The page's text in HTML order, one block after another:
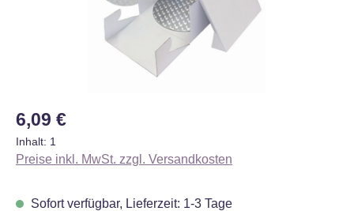
Regulärer Preis:
6,09 €
Inhalt: 1
Preise inkl. MwSt. zzgl. Versandkosten
Sofort verfügbar, Lieferzeit: 1-3 Tage